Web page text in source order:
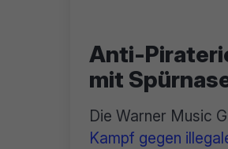
Anti-
mit
Die Warner Music
Kampf gegen